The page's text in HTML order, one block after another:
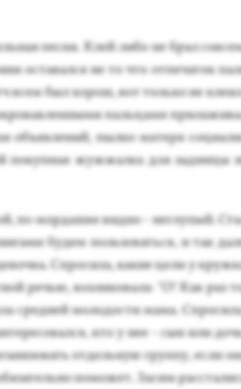
пес­ня. Клей ли­бо не брал
ос­та­вал­ся не то что от­пе­чаток
всем был хо­рош, вот толь­ко не
паль­ца­ми
объ­яв­ле­ний, пыл­ко ма­теря
по­куп­ная жуж­жалка для
по мор­дашке вид­но - нег­лу­пый.
бу­дем поль­зо­вать­ся, и так
Спро­сила, ка­кие це­ли у
речью, воз­ли­кова­ла: "О! Как раз
сред­ней мо­лодос­ти ма­ма.
кто у нее - сын или
от­дель­ную груп­пу, ес­ли
по­может. За­сим